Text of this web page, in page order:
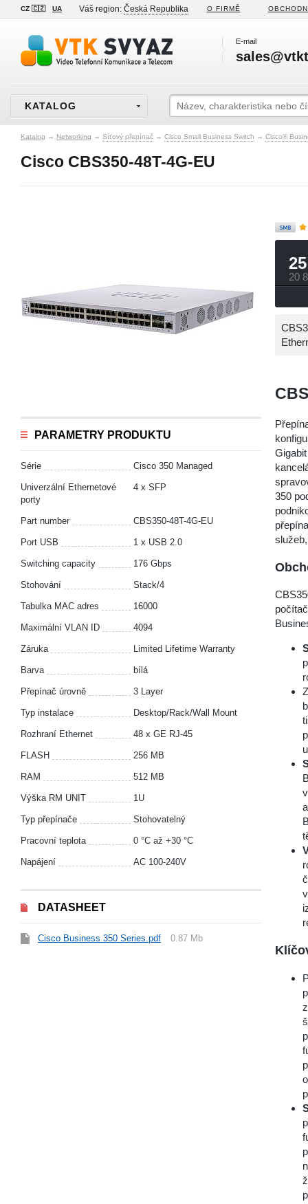
CZ 🇨🇿 UA Váš region: Česká Republika O FIRMĚ
E-mail
KATALOG
Katalog → Networking → Síťový přepínač → Cisco Small Business Switch → Cisco®
Cisco CBS350-48T-4G-EU
PARAMETRY PRODUKTU
Série Cisco 350 Managed
Univerzální Ethernetové
porty
4 x SFP
Part number CBS350-48T-4G-EU
Port USB 1 x USB 2.0
Switching capacity 176 Gbps
Stohování Stack/4
Tabulka MAC adres 16000
Maximální VLAN ID 4094
Záruka Limited Lifetime Warranty
Barva bílá
Přepínač úrovně 3 Layer
Typ instalace Desktop/Rack/Wall Mount
Rozhraní Ethernet 48 x GE RJ-45
FLASH 256 MB
RAM 512 MB
Výška RM UNIT 1U
Typ přepínače Stohovatelný
Pracovní teplota 0 °С až +30 °С
Napájení AC 100-240V
DATASHEET
Cisco Business 350 Series.pdf 0.87 Mb
20
350